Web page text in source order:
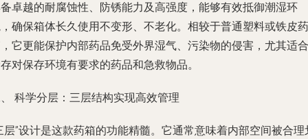
卓越的耐腐蚀性、防锈能力及高强度，能够有效抵御潮湿环
确保箱体长久使用不变形、不老化。相较于普通塑料或铁皮药
它更能保护内部药品免受外界湿气、污染物的侵害，尤其适合
对保存环境有要求的药品和急救物品。
科学分层：三层结构实现高效管理
层”设计是这款药箱的功能精髓。它通常意味着内部空间被合理